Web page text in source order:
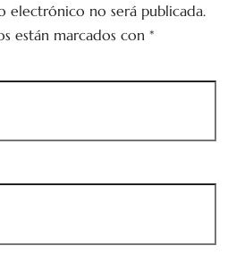
electrónico no será publicada.
están marcados con*